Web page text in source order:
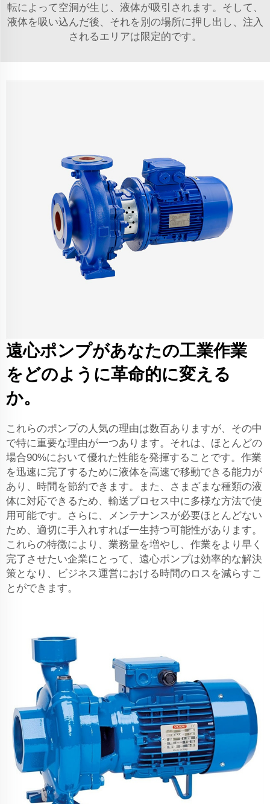
転によって空洞が生じ、液体が吸引されます。そして、
液体を吸い込んだ後、それを別の場所に押し出し、注入
されるエリアは限定的です。
遠心ポンプがあなたの工業作業
をどのように革命的に変える
か。
これらのポンプの人気の理由は数百ありますが、その中
で特に重要な理由が一つあります。それは、ほとんどの
場合90%において優れた性能を発揮することです。作業
を迅速に完了するために液体を高速で移動できる能力が
あり、時間を節約できます。また、さまざまな種類の液
体に対応できるため、輸送プロセス中に多様な方法で使
用可能です。さらに、メンテナンスが必要ほとんどない
ため、適切に手入れすれば一生持つ可能性があります。
これらの特徴により、業務量を増やし、作業をより早く
完了させたい企業にとって、遠心ポンプは効率的な解決
策となり、ビジネス運営における時間のロスを減らすこ
とができます。